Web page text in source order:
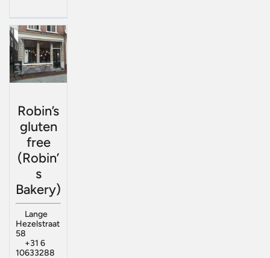
Robin’s
gluten
free
(Robin’
s
Bakery)
Lange
Hezelstraat
58
+31 6
10633288